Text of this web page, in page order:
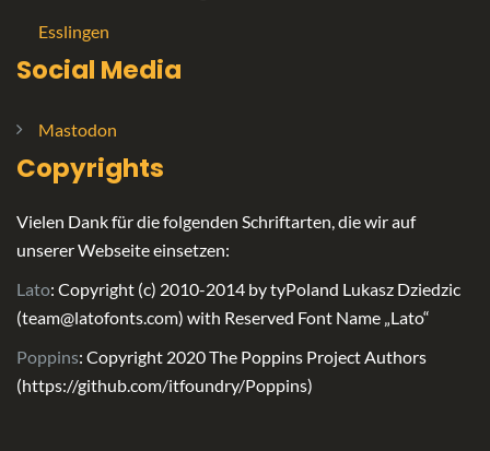
Esslingen
Social Media
Mastodon
Copyrights
Vielen Dank für die folgenden Schriftarten, die wir auf
unserer Webseite einsetzen:
Lato: Copyright (c) 2010-2014 by tyPoland Lukasz Dziedzic
(team@latofonts.com) with Reserved Font Name „Lato“
Poppins: Copyright 2020 The Poppins Project Authors
(https://github.com/itfoundry/Poppins)